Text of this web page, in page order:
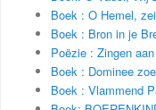
Boek : O Hemel,
Boek : Bron in je
Poëzie : Zingen
Boek : Dominee
Boek : Vlammend